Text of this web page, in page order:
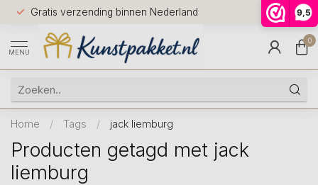
9,5
Gratis verzending binnen Nederland
Voor
huis
9.5
MENU
0
Home / Tags / jack liemburg
Producten getagd met jack
liemburg